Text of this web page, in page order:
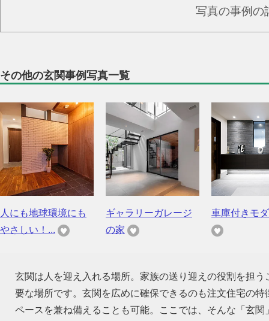
写真の事例の
その他の玄関事例写真一覧
人にも地球環境にも
やさしい！...
ギャラリーガレージ
の家
車庫付きモ
玄関は人を迎え入れる場所。家族の送り迎えの役割を担
要な場所です。玄関を広めに確保できるのも注文住宅の
ペースを兼ね備えることも可能。ここでは、そんな「玄